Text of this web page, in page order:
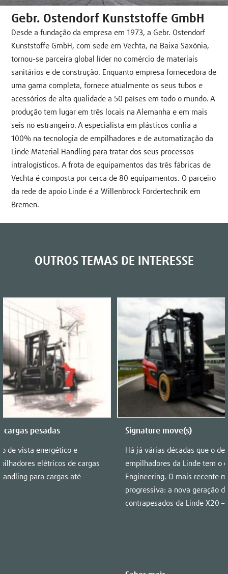
Gebr. Ostendorf Kunststoffe GmbH
Desde a fundação da empresa em 1973, a Gebr. Ostendorf
Kunststoffe GmbH, com sede em Vechta, na Baixa Saxónia,
tornou-se parceira global líder no comércio de materiais
sanitários e de construção. Enquanto empresa fornecedora de
uma gama completa, fornece atualmente os seus tubos e
acessórios de alta qualidade a 50 países em todo o mundo. A
produção tem lugar em três locais na Alemanha e em mais
seis no estrangeiro. A especialista em plásticos confia a
100% na tecnologia de empilhadores e de automatização da
Linde Material Handling para tratar dos seus processos
intralogísticos. A frota de equipamentos das três fábricas de
Vechta é composta por cerca de 80 equipamentos. O parceiro
da rede de apoio Linde é a Willenbrock Fördertechnik em
Bremen.
OUTROS TEMAS DE INTERESSE
cargas pesadas
de vista energético e
elétricos de cargas
para cargas até
Signature move(s)
Há já várias décadas que o
empilhadores da Linde tem o
Engineering. O mais recente
progressiva: a nova geração
contrapesados da Linde X20 –